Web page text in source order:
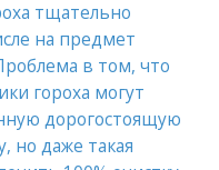
тщательно
на предмет
в том, что
гороха могут
дорогостоящую
но даже такая